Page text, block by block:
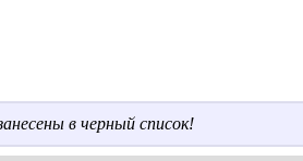
в черный список!